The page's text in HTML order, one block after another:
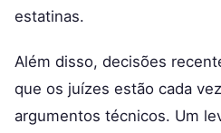
estatinas.
Além disso, decisões
que os juízes estão cada
argumentos técnicos. Um